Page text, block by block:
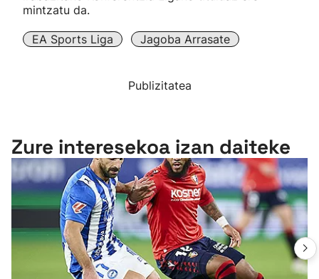
mintzatu da.
EA Sports Liga Jagoba Arrasate
Publizitatea
Zure interesekoa izan daiteke